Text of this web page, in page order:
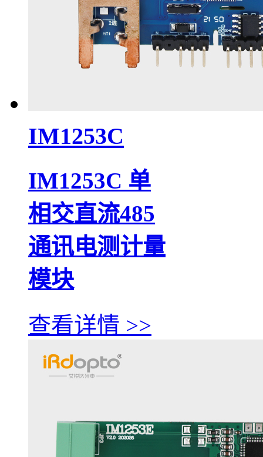
IM1253C
IM1253C 单
相交直流485
通讯电测计量
模块
查看详情 >>